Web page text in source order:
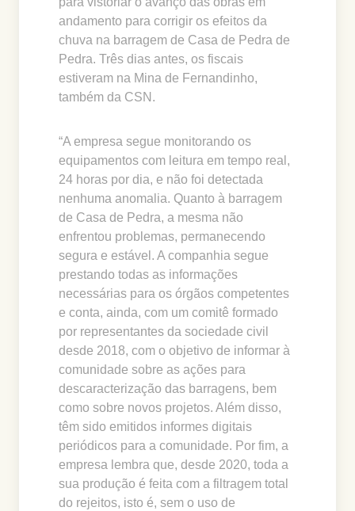
andamento para corrigir os efeitos da
chuva na barragem de Casa de Pedra de
Pedra. Três dias antes, os fiscais
estiveram na Mina de Fernandinho,
também da CSN.
“A empresa segue monitorando os
equipamentos com leitura em tempo real,
24 horas por dia, e não foi detectada
nenhuma anomalia. Quanto à barragem
de Casa de Pedra, a mesma não
enfrentou problemas, permanecendo
segura e estável. A companhia segue
prestando todas as informações
necessárias para os órgãos competentes
e conta, ainda, com um comitê formado
por representantes da sociedade civil
desde 2018, com o objetivo de informar à
comunidade sobre as ações para
descaracterização das barragens, bem
como sobre novos projetos. Além disso,
têm sido emitidos informes digitais
periódicos para a comunidade. Por fim, a
empresa lembra que, desde 2020, toda a
sua produção é feita com a filtragem total
do rejeitos, isto é, sem o uso de